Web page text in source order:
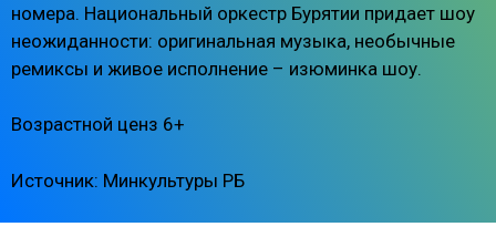
номера. Национальный оркестр Бурятии придает шоу
неожиданности: оригинальная музыка, необычные
ремиксы и живое исполнение – изюминка шоу.
Возрастной ценз 6+
Источник: Минкультуры РБ